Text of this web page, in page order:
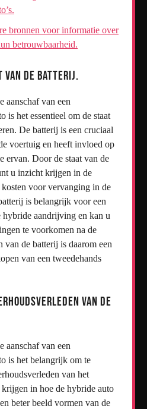
bronnen voor informatie over
betrouwbaarheid.
van de batterij.
aanschaf van een
is het essentieel om de staat
De batterij is een cruciaal
voertuig en heeft invloed op
ervan. Door de staat van de
u inzicht krijgen in de
voor vervanging in de
is belangrijk voor een
aandrijving en kan u
te voorkomen na de
van de batterij is daarom een
van een tweedehands
van de
aanschaf van een
is het belangrijk om te
van het
in hoe de hybride auto
beter beeld vormen van de